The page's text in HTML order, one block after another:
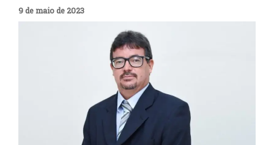
9 de maio de 2023